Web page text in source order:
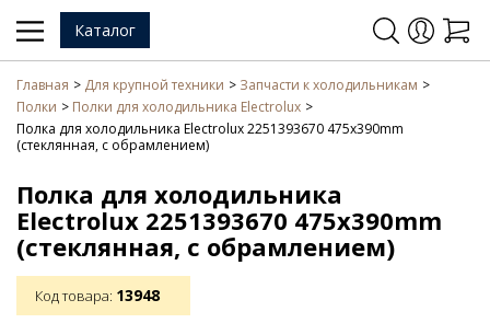
Каталог
Главная Для крупной техники
Запчасти к холодильникам
Полки
Полки для холодильника Electrolux
Полка для холодильника Electrolux 2251393670 475x390mm
(стеклянная, с обрамлением)
Полка для холодильника
Electrolux 2251393670 475x390mm
(стеклянная, с обрамлением)
Код товара: 13948